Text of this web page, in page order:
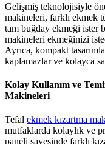
Gelişmiş teknolojisiyle
makineleri, farklı ekmek
tam buğday ekmeği ister
makineleri ekmeğinizi
Ayrıca, kompakt
kaplamazlar ve kolayca
Kolay Kullanım ve
Makineleri
Tefal ekmek kızartma
mutfaklarda kolaylık ve
paneli sayesinde farklı